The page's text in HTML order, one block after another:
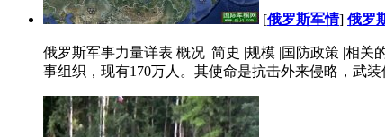
[俄罗斯军情] 俄罗
俄罗斯军事力量详表 概况 |简史 |规模 |国防政策 |相
事组织，现有170万人。其使命是抗击外来侵略，武